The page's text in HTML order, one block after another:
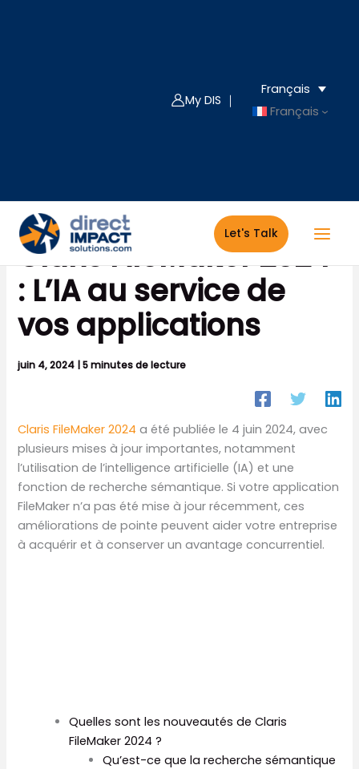
My DIS ｜
Français
Français
Let's Talk
Claris FileMaker 2024
: L’IA au service de
vos applications
juin 4, 2024 |5 minutes de lecture
Claris FileMaker 2024 a été publiée le 4 juin 2024, avec
plusieurs mises à jour importantes, notamment
l’utilisation de l’intelligence artificielle (IA) et une
fonction de recherche sémantique. Si votre application
FileMaker n’a pas été mise à jour récemment, ces
améliorations de pointe peuvent aider votre entreprise
à acquérir et à conserver un avantage concurrentiel.
Quelles sont les nouveautés de Claris
FileMaker 2024 ?
Qu’est-ce que la recherche sémantique